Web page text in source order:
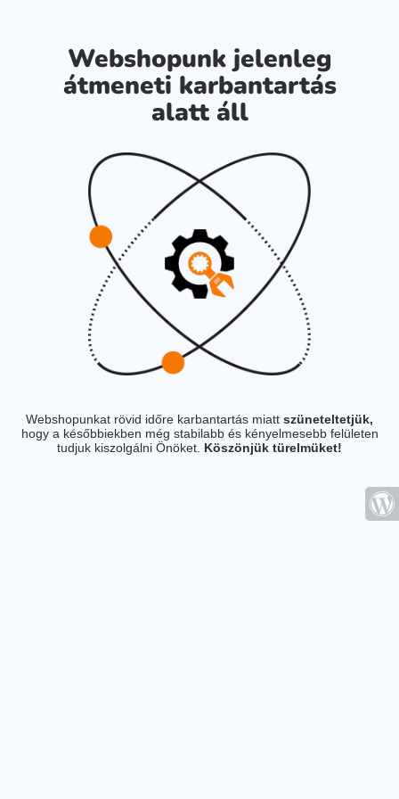
Webshopunk jelenleg
átmeneti karbantartás
alatt áll
Webshopunkat rövid időre karbantartás miatt szüneteltetjük,
hogy a későbbiekben még stabilabb és kényelmesebb felületen
tudjuk kiszolgálni Önöket. Köszönjük türelmüket!